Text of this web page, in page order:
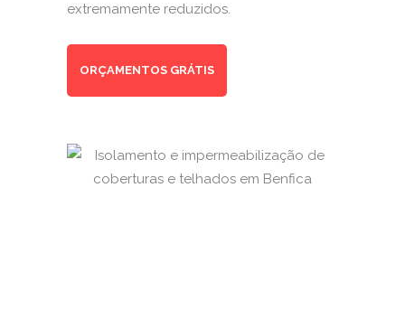
extremamente reduzidos.
ORÇAMENTOS GRÁTIS